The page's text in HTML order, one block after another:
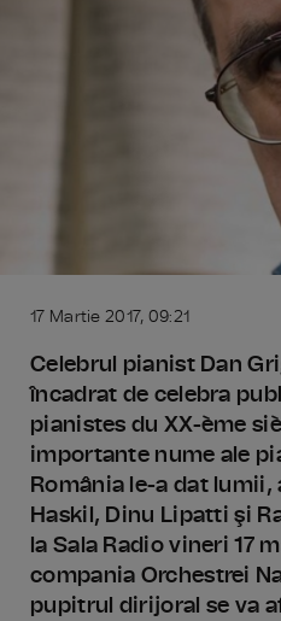
17 Martie 2017, 09:21
Celebrul pianist Dan
încadrat de celebra
pianistes du XX-ème
importante nume ale
România le-a dat lumii,
Haskil, Dinu Lipatti şi
la Sala Radio vineri 17
compania Orchestrei
pupitrul dirijoral se va